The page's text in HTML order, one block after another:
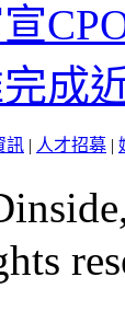
成
訊 | 人才招募 |